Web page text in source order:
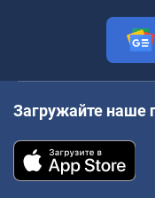
Загружайте наше